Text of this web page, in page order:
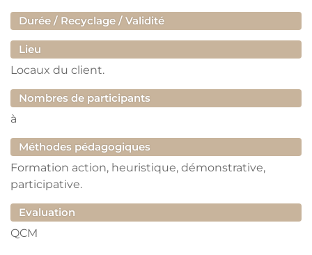
Durée / Recyclage / Validité
Lieu
Locaux du client.
Nombres de participants
à
Méthodes pédagogiques
Formation action, heuristique, démonstrative,
participative.
Evaluation
QCM